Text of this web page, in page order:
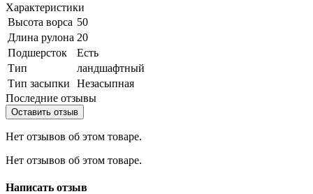
Характеристики
Высота ворса 50
Длина рулона 20
Подшерсток
Есть
Тип
ландшафтный
Тип засыпки
Незасыпная
Последние отзывы
Оставить отзыв
Нет отзывов об этом товаре.
Нет отзывов об этом товаре.
Написать отзыв